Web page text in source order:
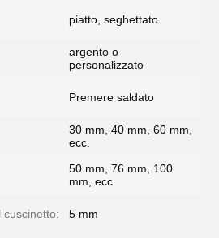
piatto, seghettato
argento o
personalizzato
Premere saldato
30 mm, 40 mm, 60 mm,
ecc.
50 mm, 76 mm, 100
mm, ecc.
cuscinetto: 5 mm